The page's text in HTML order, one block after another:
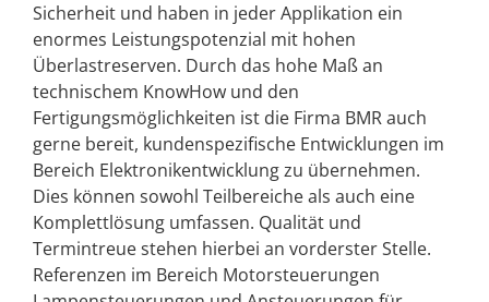
Sicherheit und haben in jeder Applikation ein
enormes Leistungspotenzial mit hohen
Überlastreserven. Durch das hohe Maß an
technischem KnowHow und den
Fertigungsmöglichkeiten ist die Firma BMR auch
gerne bereit, kundenspezifische Entwicklungen im
Bereich Elektronikentwicklung zu übernehmen.
Dies können sowohl Teilbereiche als auch eine
Komplettlösung umfassen. Qualität und
Termintreue stehen hierbei an vorderster Stelle.
Referenzen im Bereich Motorsteuerungen